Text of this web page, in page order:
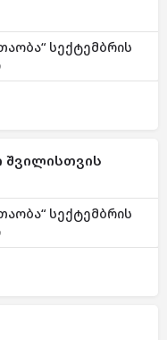
სექტემბრის
შვილისთვის
სექტემბრის